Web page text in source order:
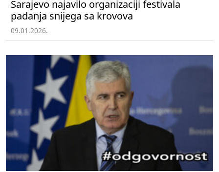
Sarajevo najavilo organizaciji festivala
padanja snijega sa krovova
09.01.2026.